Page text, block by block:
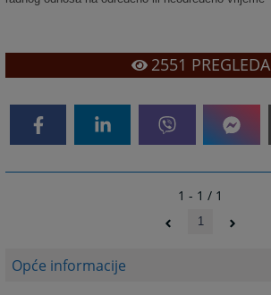
Opće informacije
2551 PREGLEDA
1 - 1 / 1
1